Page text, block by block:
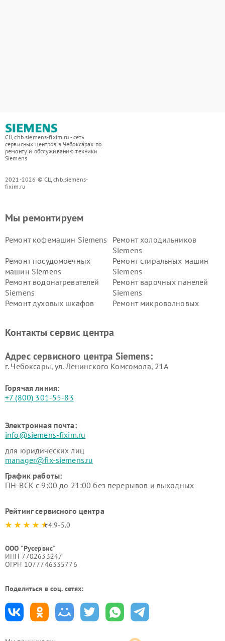
СЦ chb.siemens-fixim.ru - сеть
сервисных центров в Чебоксарах по
ремонту и обслуживанию техники
Siemens
2021-2026 © СЦ chb.siemens-
fixim.ru
Мы ремонтируем
Ремонт кофемашин Siemens
Ремонт холодильников
Siemens
Ремонт посудомоечных
машин Siemens
Ремонт стиральных машин
Siemens
Ремонт водонагревателей
Siemens
Ремонт варочных панелей
Siemens
Ремонт духовых шкафов
Ремонт микроволновых
Siemens
Siemens
Siemens
Siemens
Контакты сервис центра
Адрес сервисного центра Siemens:
г. Чебоксары, ул. Ленинского Комсомола, 21А
Горячая линия:
+7 (800) 301-55-83
Электронная почта:
info@siemens-fixim.ru
для юридических лиц
manager@fix-siemens.ru
График работы:
ПН-ВСК с 9:00 до 21:00 без перерывов и выходных
Рейтинг сервисного центра
4.9-5.0
ООО "Русервис"
ИНН 7702633247
ОГРН 1077746335776
Поделиться в соц. сетях: